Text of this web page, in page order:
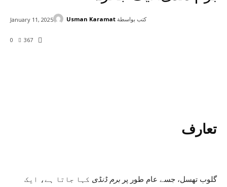
0 367
January 11, 2025 كتب بواسطة Usman Karamat
تعارف
گلوب تھسل، جسے عام طور پر برم ڈنڈی کہا جاتا ہے، ایک